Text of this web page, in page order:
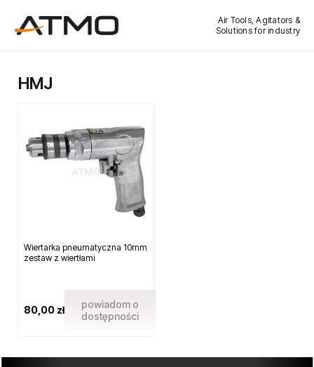
Air Tools, Agitators &
Solutions for industry
HMJ
Wiertarka pneumatyczna 10mm
zestaw z wiertłami
80,00 zł
powiadom o
dostępności